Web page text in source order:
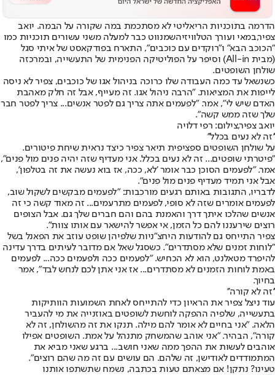
הדרמה בתוכניות הריאליטי לא מסתכמת במה שקורה על הבמה. יואב
צפיר,במאי ועורך הטלוויזיהשמנווט כבר למעלה משני עשורים תוכניות כמו
"הכוכב הבא" ו"רוקדים עם כוכבים", התארח בפודקאסט של איתי סגל
(מבית All-in) וסיפר על הפוליטיקה הפנימית של התעשייה, ובמרכזה
שולחן השופטים.
כשנשאל עד כמה העבודה שלו כרוכה בניהול אגו של כוכבים, צפיר לא ניסה
לייפות את המציאות. "הרבה ניהול אגו. זה מעייף, אבל זה חלק מאהבת
האדם שיש לי", אמר. "לפעמים אתה צריך גם לפטר אנשים... צריך לפטר חבר
שלך שזה ממש קשה".
יואב צפיר,צילום: רפי דלויה
''זה לא נעים בכלל''
על שולחן השופטים ספציפית תיאר צפיר כיצד נראית שיחת פיטורים.
"פיטרתי שופטים... זה לא נעים בכלל. אני מעדיף שזה יהיה פנים מול פנים",
אמר. "לפעמים הסוכן כבר אומר 'לא, ככה, אז בוא נעשה את זה בטלפון',
אבל אני תמיד מעדיף פנים מול פנים".
לדבריו, התגובות באותם רגעים מורכבות: "לפעמים מבקשים לשקול שוב,
לפעמים אומרים שזה לא סופי, לפעמים מתרעמים... זה מאוד קשה כי זה
אנשים שהלכו איתך דרך והאמנת בהם והם חברים שלך גם. אבל הצופים
רוצים שירעננו להם כל הזמן, אי אפשר להישאר עם אותו צוות".
צפיר התייחס גם להודעות היחצ"ניות שלפיהן שופט עוזב את הפאנל בשל
"לוחות זמנים שלא מסתדרים". כשסגל שאל אם מדובר לעיתים בדרך עדינה
להיפרד מטאלנט, הוא לא הכחיש. "לפעמים ככה ולפעמים ככה... לפעמים
באמת לוחות הזמנים לא מסתדרים... אז אני אתן לכם לנחש לבד", אמר
בחיוך.
''זה לא קורה''
עוד ניצל צפיר את הראיון כדי להתייחס לאחת השמועות הוותיקות
בתעשייה, שלפיה ההפקה לוחשת לשופטים באוזנייה את מי להעביר
הלאה. "אני בחיים לא אומר להם מילה. תנקו את זה מהשולחן, זה לא
קורה", הבהיר. "אני אוהב שהמשחק מתנהל על אמת. השופטים אפילו
אוהבים לעשות את ההפך ממה שאני חושב... ברגע שאני מביא את
המתמודדים לאודישן, זה שלהם. הם עושים עם זה מה שהם רוצים".
טעינו? נתקן! אם מצאתם טעות בכתבה, נשמח שתשתפו אותנו